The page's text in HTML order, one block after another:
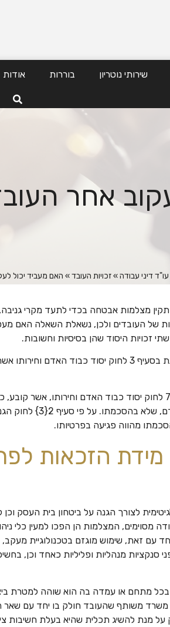
שירותי נוטריון בוררות אודות
אחר
עו"ד דיני עבודה»זכויות העובד» האם מעביד יכול
מצלמות אבטחה בכדי לתעד מקרי
של העובדים ולכן, נשאלת השאלה האם
זכויות היסוד שהן בסיסיות וחשובות.
מצד אחד, קיימת זכות הקניין של המעסיק אשר מעוגנת בסעיף 3 לחוק
מצד שני, זכות הפרטיות של העובד שמעוגנת בסעיף 7 לחוק יסוד כבוד האדם
ולצנעת חייו וכי חל איסור
הזכאות
לצורך הגנה על ביטחון בית העסק וכן
מסוימים, המצלמות הן הפכו למעין כלי
עם זאת, שימוש מוגזם בטכנולוגיית
סנקציות מנהליות ופליליות כאחד וכן,
מתחם או עמדה בה הוא שוהה למטרת
משרד משותף שהעובד חולק בו יחד עם
מנת להשיג תכלית שהיא בעלת חשיבות